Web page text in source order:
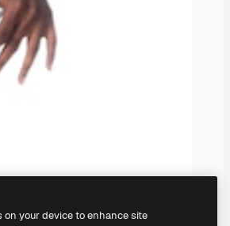
on your device to enhance site